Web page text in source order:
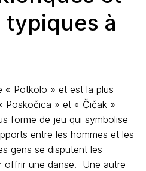
à
« Potkolo » et est la plus
Poskočica » et « Čičak »
forme de jeu qui symbolise
entre les hommes et les
gens se disputent les
offrir une danse. Une autre